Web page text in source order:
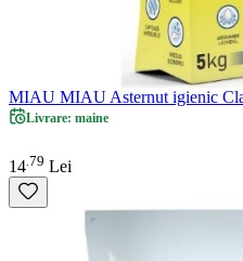
MIAU MIAU Asternut igienic
Livrare: maine
14 79 Lei